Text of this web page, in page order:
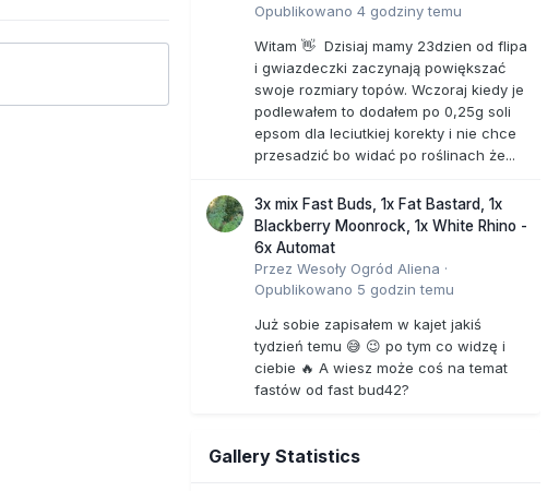
Opublikowano 4 godziny temu
Witam 👋 Dzisiaj mamy 23dzien od flipa
i gwiazdeczki zaczynają powiększać
swoje rozmiary topów. Wczoraj kiedy je
podlewałem to dodałem po 0,25g soli
epsom dla leciutkiej korekty i nie chce
przesadzić bo widać po roślinach że...
3x mix Fast Buds, 1x Fat Bastard, 1x
Blackberry Moonrock, 1x White Rhino -
6x Automat
Przez Wesoły Ogród Aliena ·
Opublikowano 5 godzin temu
Już sobie zapisałem w kajet jakiś
tydzień temu 😅 😉 po tym co widzę i
ciebie 🔥 A wiesz może coś na temat
fastów od fast bud42?
Gallery Statistics